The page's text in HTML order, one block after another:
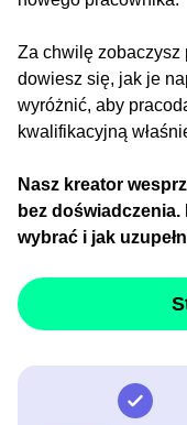
Za chwilę zobaczysz
dowiesz się, jak je
wyróżnić, aby
kwalifikacyjną
Nasz kreator
bez
wybrać i jak